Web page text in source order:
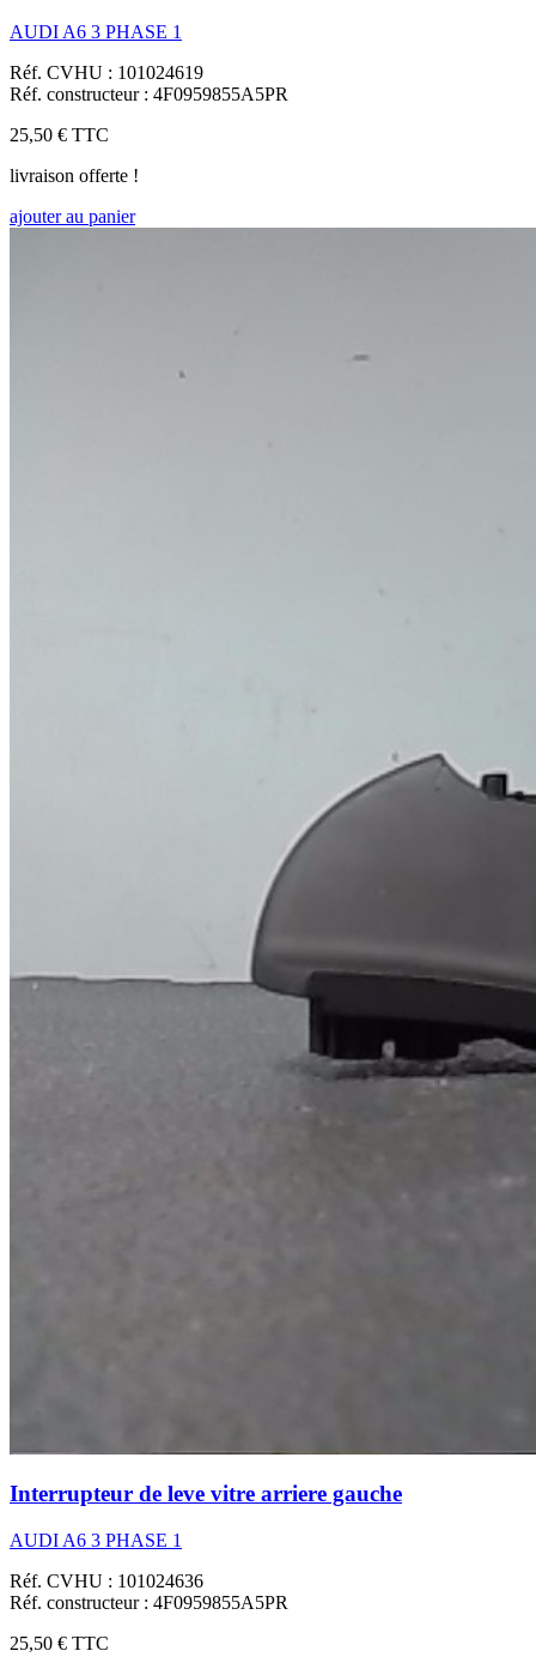
AUDI A6 3 PHASE 1
Réf. CVHU : 101024619
Réf. constructeur : 4F0959855A5PR
25,50 € TTC
livraison offerte !
ajouter au panier
Interrupteur de leve vitre arriere gauche
AUDI A6 3 PHASE 1
Réf. CVHU : 101024636
Réf. constructeur : 4F0959855A5PR
25,50 € TTC